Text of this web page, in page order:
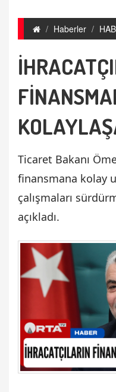
Haberler
Ticaret Bakanı
finansmana kolay
çalışmaları
açıkladı.